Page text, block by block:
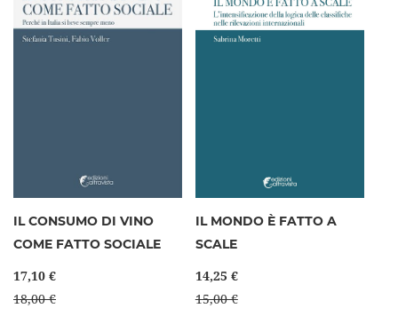
IL CONSUMO DI VINO
COME FATTO SOCIALE
17,10 €
18,00 €
IL MONDO È FATTO A
SCALE
14,25 €
15,00 €